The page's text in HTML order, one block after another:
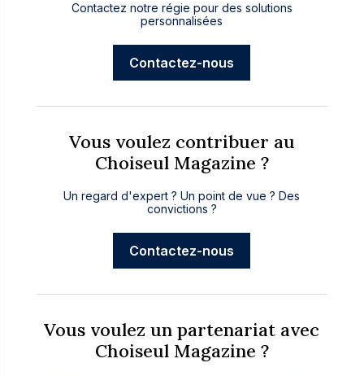
Contactez notre régie pour des solutions
personnalisées
Contactez-nous
Vous voulez contribuer au
Choiseul Magazine ?
Un regard d'expert ? Un point de vue ? Des
convictions ?
Contactez-nous
Vous voulez un partenariat avec
Choiseul Magazine ?